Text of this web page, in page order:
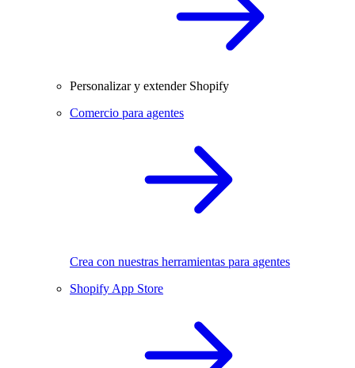
Personalizar y extender Shopify
Comercio para agentes
Crea con nuestras herramientas para agentes
Shopify App Store